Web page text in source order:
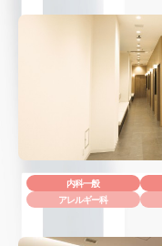
内科一般
アレルギー科